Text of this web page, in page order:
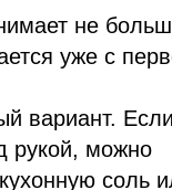
не
уже с
вариант.
рукой, можно
соль